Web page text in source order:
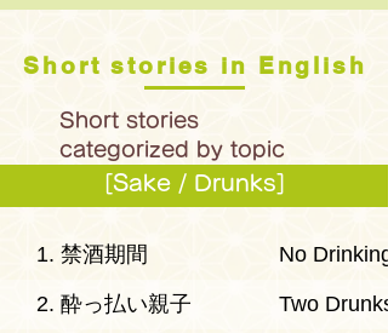
​ Short stories in English
Short stories
categorized by topic
[Sake / Drunks]
1. 禁酒期間 No
2. 酔っ払い親子
Two Drunks